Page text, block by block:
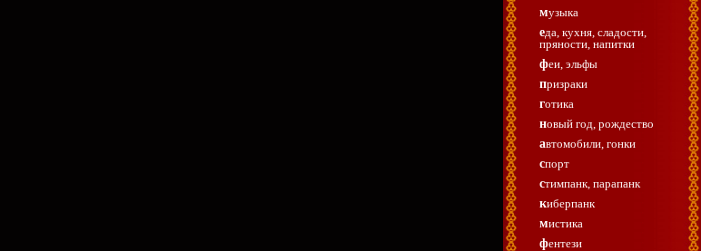
музыка
еда, кухня, сладости,
пряности, напитки
феи, эльфы
призраки
готика
новый год, рождество
автомобили, гонки
спорт
стимпанк, парапанк
киберпанк
мистика
фентези